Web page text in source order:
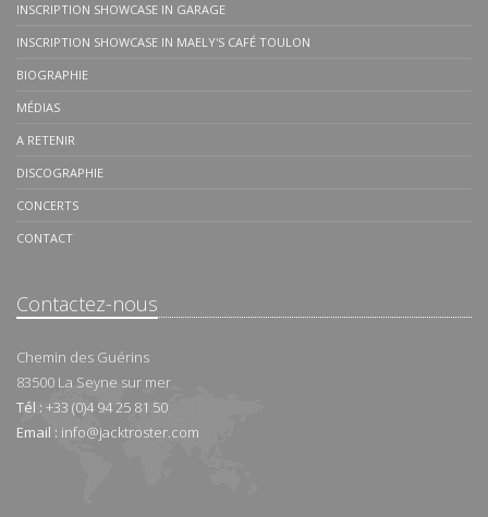
INSCRIPTION SHOWCASE IN GARAGE
INSCRIPTION SHOWCASE IN MAELY'S CAFÉ TOULON
BIOGRAPHIE
MÉDIAS
A RETENIR
DISCOGRAPHIE
CONCERTS
CONTACT
Contactez-nous
Chemin des Guérins
83500 La Seyne sur mer
Tél : +33 (0)4 94 25 81 50
Email : info@jacktroster.com